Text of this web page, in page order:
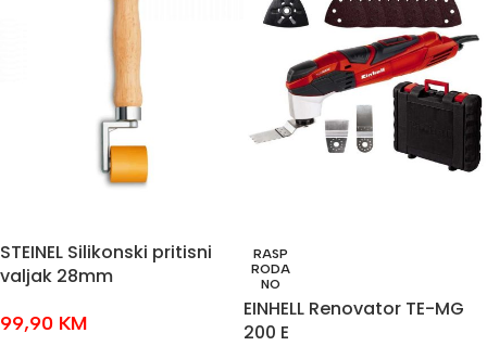
STEINEL Silikonski pritisni
valjak 28mm
99,90 KM
RASP
RODA
NO
EINHELL Renovator TE-MG
200 E